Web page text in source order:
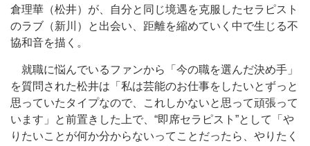
倉理華（松井）が、自分と同じ境遇を克服したセラピスト
のラブ（新川）と出会い、距離を縮めていく中で生じる不
協和音を描く。
就職に悩んでいるファンから「今の職を選んだ決め手」
を質問された松井は「私は芸能のお仕事をしたいとずっと
思っていたタイプなので、これしかないと思って頑張って
います」と前置きした上で、“即席セラピスト”として「や
りたいことが何か分からないってことだったら、やりたく